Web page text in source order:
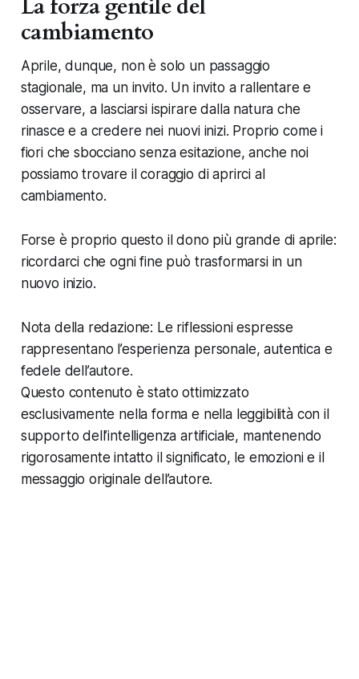
La forza gentile del
cambiamento
Aprile, dunque, non è solo un passaggio
stagionale, ma un invito. Un invito a rallentare e
osservare, a lasciarsi ispirare dalla natura che
rinasce e a credere nei nuovi inizi. Proprio come i
fiori che sbocciano senza esitazione, anche noi
possiamo trovare il coraggio di aprirci al
cambiamento.
Forse è proprio questo il dono più grande di aprile:
ricordarci che ogni fine può trasformarsi in un
nuovo inizio.
Nota della redazione: Le riflessioni espresse
rappresentano l’esperienza personale, autentica e
fedele dell’autore.
Questo contenuto è stato ottimizzato
esclusivamente nella forma e nella leggibilità con il
supporto dell’intelligenza artificiale, mantenendo
rigorosamente intatto il significato, le emozioni e il
messaggio originale dell’autore.